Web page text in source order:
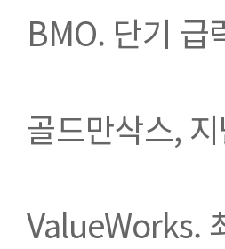
BMO. 단기 급
골드만삭스,
ValueWorks.